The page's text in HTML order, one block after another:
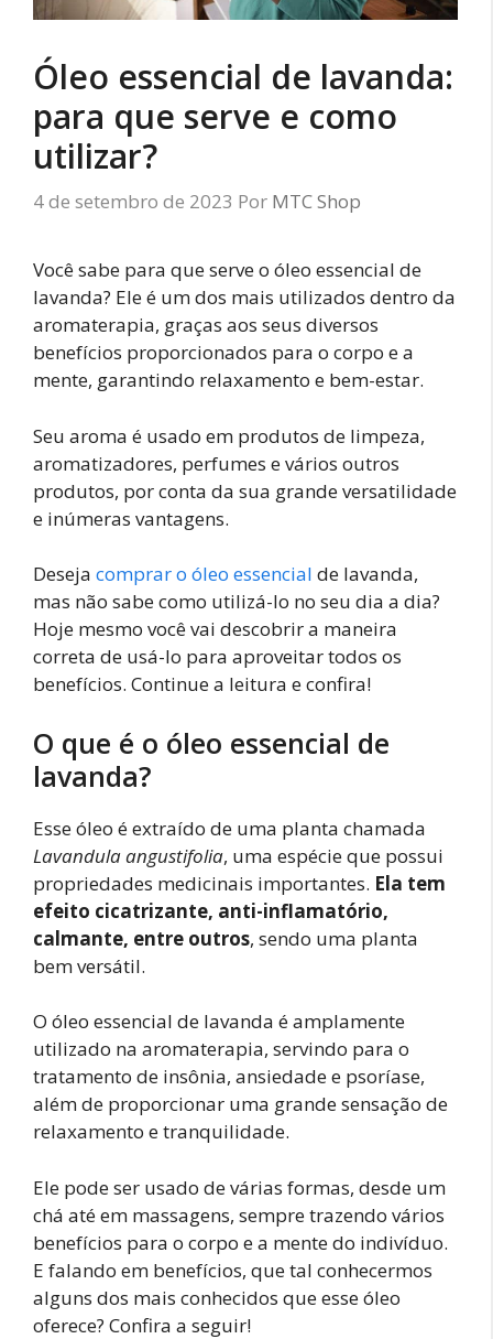
Óleo essencial de lavanda:
para que serve e como
utilizar?
4 de setembro de 2023 Por MTC Shop
Você sabe para que serve o óleo essencial de
lavanda? Ele é um dos mais utilizados dentro da
aromaterapia, graças aos seus diversos
benefícios proporcionados para o corpo e a
mente, garantindo relaxamento e bem-estar.
Seu aroma é usado em produtos de limpeza,
aromatizadores, perfumes e vários outros
produtos, por conta da sua grande versatilidade
e inúmeras vantagens.
Deseja comprar o óleo essencial de lavanda,
mas não sabe como utilizá-lo no seu dia a dia?
Hoje mesmo você vai descobrir a maneira
correta de usá-lo para aproveitar todos os
benefícios. Continue a leitura e confira!
O que é o óleo essencial de
lavanda?
Esse óleo é extraído de uma planta chamada
Lavandula angustifolia, uma espécie que possui
propriedades medicinais importantes. Ela tem
efeito cicatrizante, anti-inflamatório,
calmante, entre outros, sendo uma planta
bem versátil.
O óleo essencial de lavanda é amplamente
utilizado na aromaterapia, servindo para o
tratamento de insônia, ansiedade e psoríase,
além de proporcionar uma grande sensação de
relaxamento e tranquilidade.
Ele pode ser usado de várias formas, desde um
chá até em massagens, sempre trazendo vários
benefícios para o corpo e a mente do indivíduo.
E falando em benefícios, que tal conhecermos
alguns dos mais conhecidos que esse óleo
oferece? Confira a seguir!